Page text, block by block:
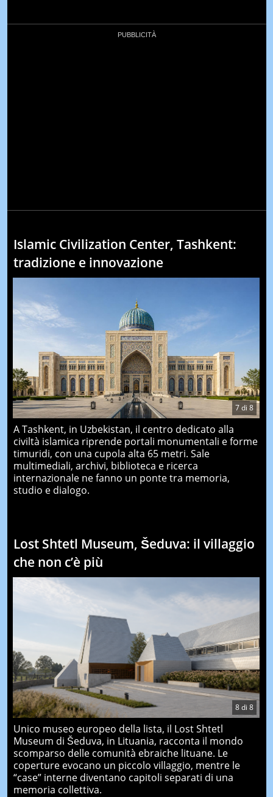
Islamic Civilization Center, Tashkent:
tradizione e innovazione
7di 8
A Tashkent, in Uzbekistan, il centro dedicato alla
civiltà islamica riprende portali monumentali e forme
timuridi, con una cupola alta 65 metri. Sale
multimediali, archivi, biblioteca e ricerca
internazionale ne fanno un ponte tra memoria,
studio e dialogo.
Lost Shtetl Museum, Šeduva: il villaggio
che non c’è più
8di 8
Unico museo europeo della lista, il Lost Shtetl
Museum di Šeduva, in Lituania, racconta il mondo
scomparso delle comunità ebraiche lituane. Le
coperture evocano un piccolo villaggio, mentre le
“case” interne diventano capitoli separati di una
memoria collettiva.